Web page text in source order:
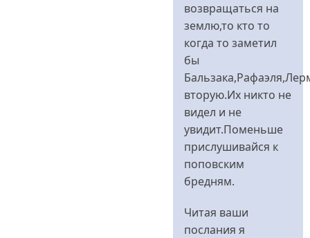
возвращаться на
землю,то кто то
когда то заметил
бы
вторую.Их никто не
видел и не
увидит.Поменьше
прислушивайся к
поповским
бредням.
Читая ваши
послания я